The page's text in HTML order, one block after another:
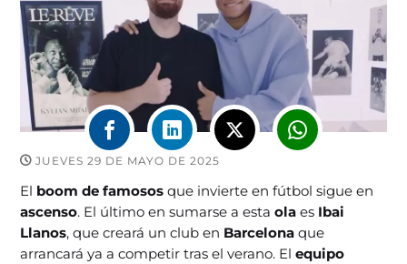
JUEVES 29 DE MAYO DE 2025
El boom de famosos que invierte en fútbol sigue en
ascenso. El último en sumarse a estaola es Ibai
Llanos, que creará un club en Barcelona que
arrancará ya a competir tras el verano. Elequipo